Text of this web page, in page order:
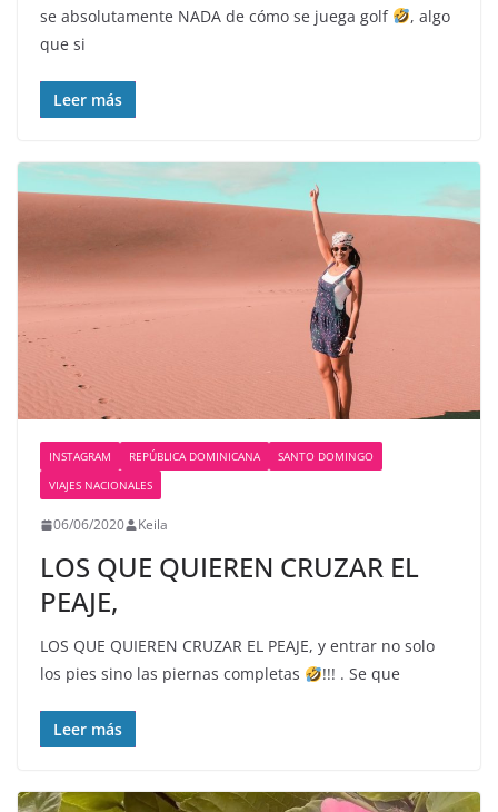
se absolutamente NADA de cómo se juega golf
, algo
que si
Leer más
INSTAGRAM REPÚBLICA DOMINICANA
SANTO DOMINGO
VIAJES NACIONALES
06/06/2020 Keila
LOS QUE QUIEREN CRUZAR EL
PEAJE,
LOS QUE QUIEREN CRUZAR EL PEAJE, y entrar no solo
los pies sino las piernas completas
!!! . Se que
Leer más